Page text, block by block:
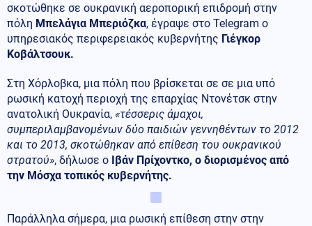
σκοτώθηκε σε ουκρανική αεροπορική επιδρομή στην
πόλη Μπελάγια Μπεριόζκα, έγραψε στο Telegram ο
υπηρεσιακός περιφερειακός κυβερνήτης Γιέγκορ
Κοβάλτσουκ.
Στη Χόρλοβκα, μια πόλη που βρίσκεται σε σε μια υπό
ρωσική κατοχή περιοχή της επαρχίας Ντονέτσκ στην
ανατολική Ουκρανία, «τέσσερις άμαχοι,
συμπεριλαμβανομένων δύο παιδιών γεννηθέντων το 2012
και το 2013, σκοτώθηκαν από επίθεση του ουκρανικού
στρατού», δήλωσε ο Ιβάν Πρίχοντκο, ο διορισμένος από
την Μόσχα τοπικός κυβερνήτης.
Παράλληλα σήμερα, μια ρωσική επίθεση στην στην